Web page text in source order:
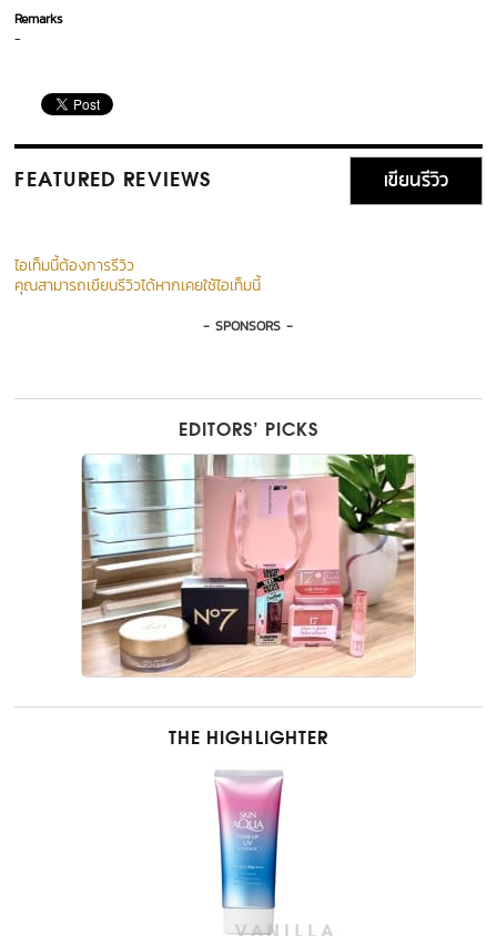
Remarks
-
FEATURED REVIEWS เขียนรีวิว
ไอเท็มนี้ต้องการรีวิว
คุณสามารถเขียนรีวิวได้หากเคยใช้ไอเท็มนี้
- SPONSORS -
EDITORS’ PICKS
THE HIGHLIGHTER